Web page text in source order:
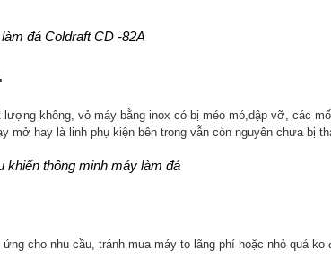
đá Coldraft CD -82A
không, vỏ máy bằng inox có bị méo mó,dập vỡ, các
mở hay là linh phụ kiện bên trong vẫn còn nguyên chưa bị
khiển thông minh máy làm đá
cho nhu cầu, tránh mua máy to lãng phí hoặc nhỏ quá ko